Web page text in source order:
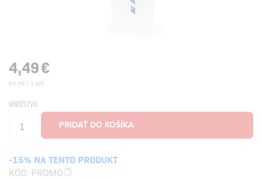
4,49€
€4,49 / 1 szt.
MNOŽSTVO:
-15% NA TENTO PRODUKT
KÓD: PROMO